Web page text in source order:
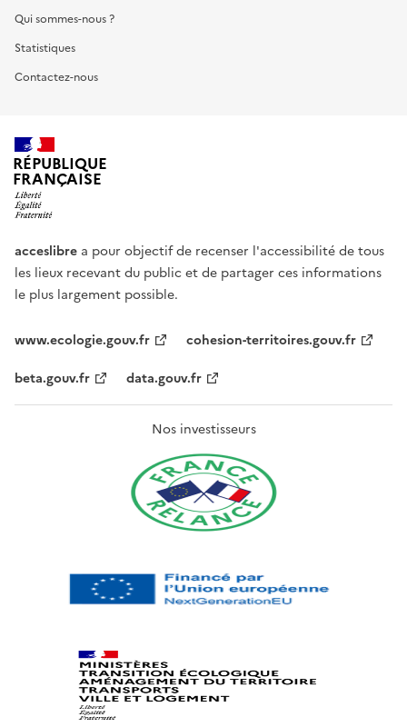
Qui sommes-nous ?
Statistiques
Contactez-nous
RÉPUBLIQUE
FRANÇAISE
acceslibre a pour objectif de recenser l'accessibilité de tous
les lieux recevant du public et de partager ces informations
le plus largement possible.
www.ecologie.gouv.fr
cohesion-territoires.gouv.fr
beta.gouv.fr
data.gouv.fr
Nos investisseurs